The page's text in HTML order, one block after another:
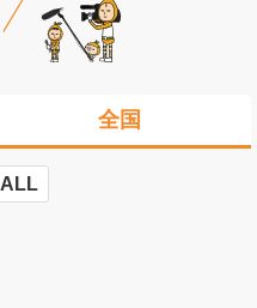
全国
ALL